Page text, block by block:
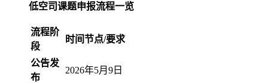
低空司课题申报流程一览
流程阶
段
时间节点/要求
公告发
布
2026年5月9日